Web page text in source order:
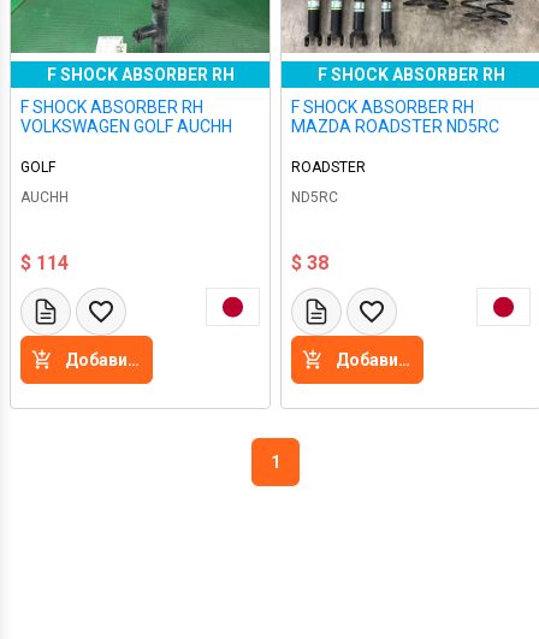
F SHOCK ABSORBER RH
F SHOCK ABSORBER RH
VOLKSWAGEN GOLF AUCHH
GOLF
AUCHH
$ 114
Добавить в корзину
F SHOCK ABSORBER RH
F SHOCK ABSORBER RH
MAZDA ROADSTER ND5RC
ROADSTER
ND5RC
$ 38
Добавить в корзину
1